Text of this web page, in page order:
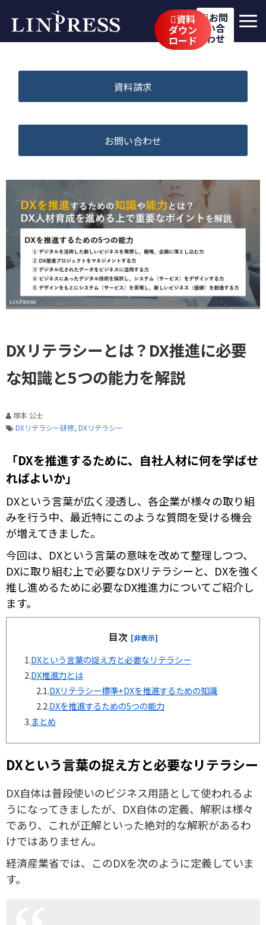
資料
ダウン
ロード
お問
い合
わせ
サービス
イベント・セミナー
企業情報
採用情報
資料請求
お問い合わせ
DXリテラシーとは？DX推進に必要
な知識と5つの能力を解説
塚本 公士
DXリテラシー研修 DXリテラシー
「DXを推進するために、自社人材に何を学ばせ
ればよいか」
DXという言葉が広く浸透し、各企業が様々の取り組
みを行う中、最近特にこのような質問を受ける機会
が増えてきました。
今回は、DXという言葉の意味を改めて整理しつつ、
DXに取り組む上で必要なDXリテラシーと、DXを強く
推し進めるために必要なDX推進力についてご紹介し
ます。
目次 [非表示]
1.DXという言葉の捉え方と必要なリテラシー
2.DX推進力とは
2.1.DXリテラシー標準+DXを推進するための知識
2.2.DXを推進するための5つの能力
3.まとめ
DXという言葉の捉え方と必要なリテラシー
DX自体は普段使いのビジネス用語として使われるよ
うになってきましたが、DX自体の定義、解釈は様々
であり、これが正解といった絶対的な解釈があるわ
けではありません。
経済産業省では、このDXを次のように定義していま
す。